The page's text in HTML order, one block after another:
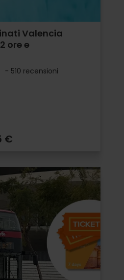
Valencia
ore e
- 510 recensioni
€